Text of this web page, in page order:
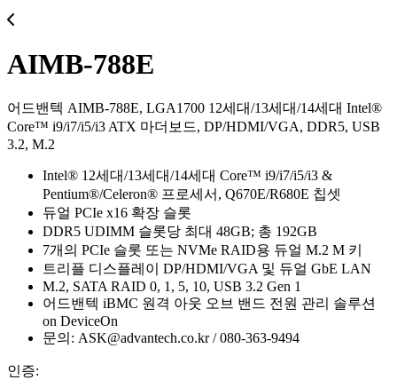
AIMB-788E
어드밴텍 AIMB-788E, LGA1700 12세대/13세대/14세대 Intel®
Core™ i9/i7/i5/i3 ATX 마더보드, DP/HDMI/VGA, DDR5, USB
3.2, M.2
Intel® 12세대/13세대/14세대 Core™ i9/i7/i5/i3 &
Pentium®/Celeron® 프로세서, Q670E/R680E 칩셋
듀얼 PCIe x16 확장 슬롯
DDR5 UDIMM 슬롯당 최대 48GB; 총 192GB
7개의 PCIe 슬롯 또는 NVMe RAID용 듀얼 M.2 M 키
트리플 디스플레이 DP/HDMI/VGA 및 듀얼 GbE LAN
M.2, SATA RAID 0, 1, 5, 10, USB 3.2 Gen 1
어드밴텍 iBMC 원격 아웃 오브 밴드 전원 관리 솔루션
on DeviceOn
문의: ASK@advantech.co.kr / 080-363-9494
인증: